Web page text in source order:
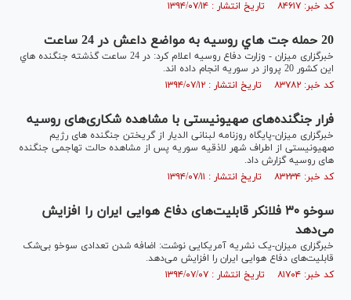
کد خبر: ۸۴۶۱۷ تاریخ انتشار : ۱۳۹۴/۰۷/۱۴
20 حمله جت هاي روسيه به مواضع داعش در 24 ساعت
خبرگزاری میزان - وزارت دفاع روسيه اعلام کرد: در 24 ساعت گذشته جنگنده هاي
اين کشور 20 پرواز در سوريه انجام داده اند.
کد خبر: ۸۳۷۸۲ تاریخ انتشار : ۱۳۹۴/۰۷/۱۲
فرار جنگنده‌های صهیونیستی با مشاهده شکاری‌های روسیه
خبرگزاری میزان-پایگاه روزنامه لبنانی الدیار از گریختن جنگنده های رژیم
صهیونیستی از اطراف شهر لاذقیه سوریه پس از مشاهده حالت تهاجمی جنگنده
های روسیه گزارش داد.
کد خبر: ۸۳۲۳۴ تاریخ انتشار : ۱۳۹۴/۰۷/۱۱
سوخو ۳۰ فلانکر قابلیت‌های دفاع هوایی ایران را افزایش
می‌دهد
خبرگزاری میزان-یک نشریه آمریکایی نوشت: اضافه شدن تعدادی سوخو بی‌شک
قابلیت‌های دفاع هوایی ایران را افزایش می‌دهد.
کد خبر: ۸۱۷۰۴ تاریخ انتشار : ۱۳۹۴/۰۷/۰۷